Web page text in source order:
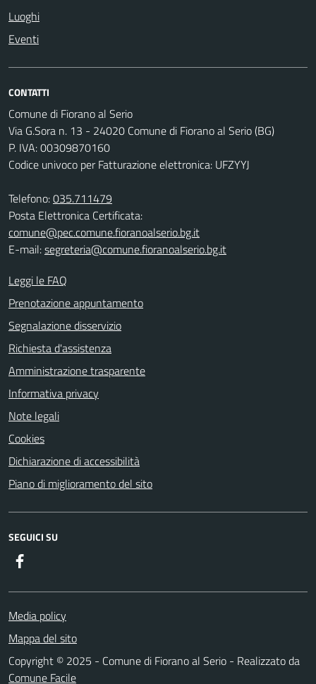
Luoghi
Eventi
CONTATTI
Comune di Fiorano al Serio
Via G.Sora n. 13 - 24020 Comune di Fiorano al Serio (BG)
P. IVA: 00309870160
Codice univoco per Fatturazione elettronica: UFZYYJ
Telefono:035.711479
Posta Elettronica Certificata:
comune@pec.comune.fioranoalserio.bg.it
E-mail:segreteria@comune.fioranoalserio.bg.it
Leggi le FAQ
Prenotazione appuntamento
Segnalazione disservizio
Richiesta d'assistenza
Amministrazione trasparente
Informativa privacy
Note legali
Cookies
Dichiarazione di accessibilità
Piano di miglioramento del sito
SEGUICI SU
Media policy
Mappa del sito
Copyright © 2025 - Comune di Fiorano al Serio - Realizzato da
Comune Facile